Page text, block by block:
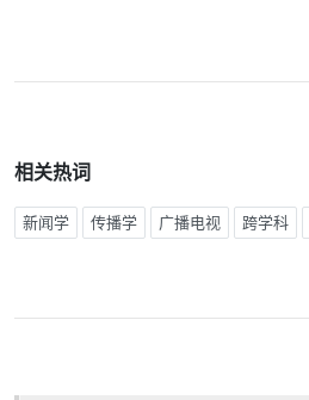
相关热词
新闻学 传播学 广播电视 跨学科